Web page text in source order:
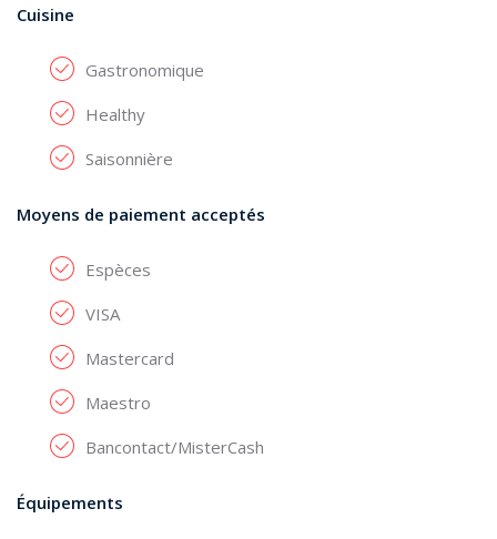
Cuisine
Gastronomique
Healthy
Saisonnière
Moyens de paiement acceptés
Espèces
VISA
Mastercard
Maestro
Bancontact/MisterCash
Équipements